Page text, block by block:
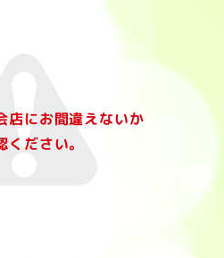
店にお間違えないか
ください。